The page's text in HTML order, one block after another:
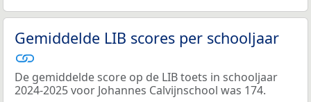
Gemiddelde LIB scores per schooljaar
De gemiddelde score op de LIB toets in schooljaar
2024-2025 voor Johannes Calvijnschool was 174.